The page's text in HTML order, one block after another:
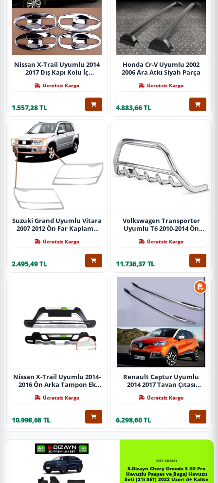
Nissan X-Trail Uyumlu 2014
2017 Dış Kapı Kolu İç
Ücretsiz Kargo
1.557,28 TL
Honda Cr-V Uyumlu 2002
2006 Ara Atkı Siyah Parça
Ücretsiz Kargo
4.883,66 TL
Suzuki Grand Uyumlu Vitara
2007 2012 Ön Far Kaplama
Ücretsiz Kargo
2.495,49 TL
Volkswagen Transporter
Uyumlu T6 2010-2014 Ön
Çelik Krom
Ücretsiz Kargo
11.736,37 TL
Nissan X-Trail Uyumlu 2014-
2016 Ön Arka Tampon Ek
Koruma Difüzör İthal
Ücretsiz Kargo
10.998,68 TL
Renault Captur Uyumlu
2014 2017 Tavan Çıtası
Ücretsiz Kargo
6.298,60 TL
3SET-SDZ001
S-Dizayn Chery Omoda 5 3D Pro
Havuzlu Paspas ve Bagaj Havuzu
Seti (2'li SET) 2022 Üzeri A+ Kalite